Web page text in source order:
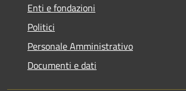
Enti e fondazioni
Politici
Personale Amministrativo
Documenti e dati